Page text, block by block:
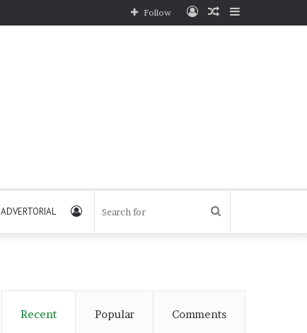
Sidebar
Random
Log
Follow
ADVERTORIAL Search
Log
Recent Popular Comments